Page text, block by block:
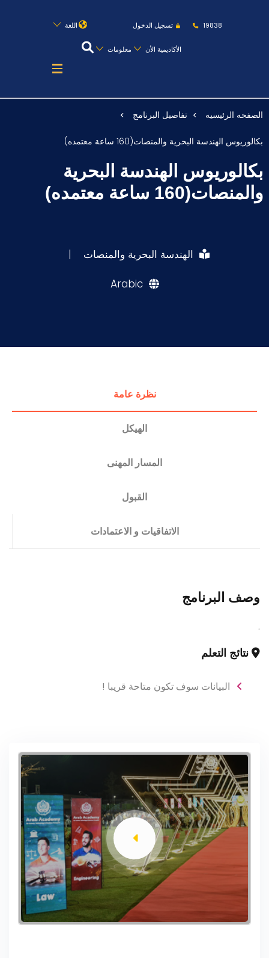
19838 تسجيل الدخول اللغة
الأكاديمية الأن معلومات
عن الأكاديمية
النقل البحري
القبول والتسجيل
الدراسات الأكاديمية
البحث العلمي
المجمعات
الصفحه الرئيسيه تفاصيل البرنامج
بكالوريوس الهندسة البحرية والمنصات(160 ساعة معتمده)
بكالوريوس الهندسة البحرية
والمنصات(160 ساعة معتمده)
الهندسة البحرية والمنصات
Arabic
نظرة عامة
الهيكل
المسار المهنى
القبول
الاتفاقيات و الاعتمادات
وصف البرنامج
.
نتائج التعلم
البيانات سوف تكون متاحة قريبا !